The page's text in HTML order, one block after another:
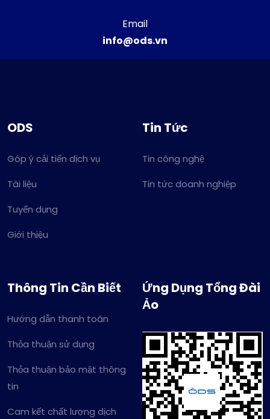
Email
info@ods.vn
ODS
Góp ý cải tiến dịch vụ
Tài liệu
Tuyển dụng
Giới thiệu
Tin Tức
Tin công nghệ
Tin tức doanh nghiệp
Thông Tin Cần Biết
Hướng dẫn thanh toán
Thỏa thuận sử dụng
Thỏa thuận bảo mật thông
tin
Cam kết chất lượng dịch
Ứng Dụng Tổng Đài
Ảo